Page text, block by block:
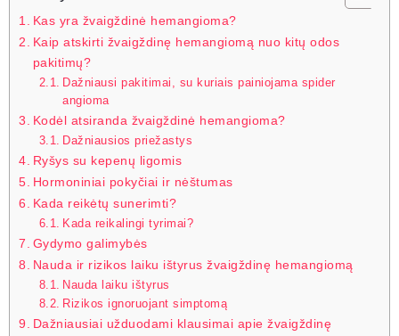
Kas yra žvaigždinė hemangioma?
Kaip atskirti žvaigždinę hemangiomą nuo kitų odos
pakitimų?
Dažniausi pakitimai, su kuriais painiojama spider
angioma
Kodėl atsiranda žvaigždinė hemangioma?
Dažniausios priežastys
Ryšys su kepenų ligomis
Hormoniniai pokyčiai ir nėštumas
Kada reikėtų sunerimti?
Kada reikalingi tyrimai?
Gydymo galimybės
Nauda ir rizikos laiku ištyrus žvaigždinę hemangiomą
Nauda laiku ištyrus
Rizikos ignoruojant simptomą
Dažniausiai užduodami klausimai apie žvaigždinę